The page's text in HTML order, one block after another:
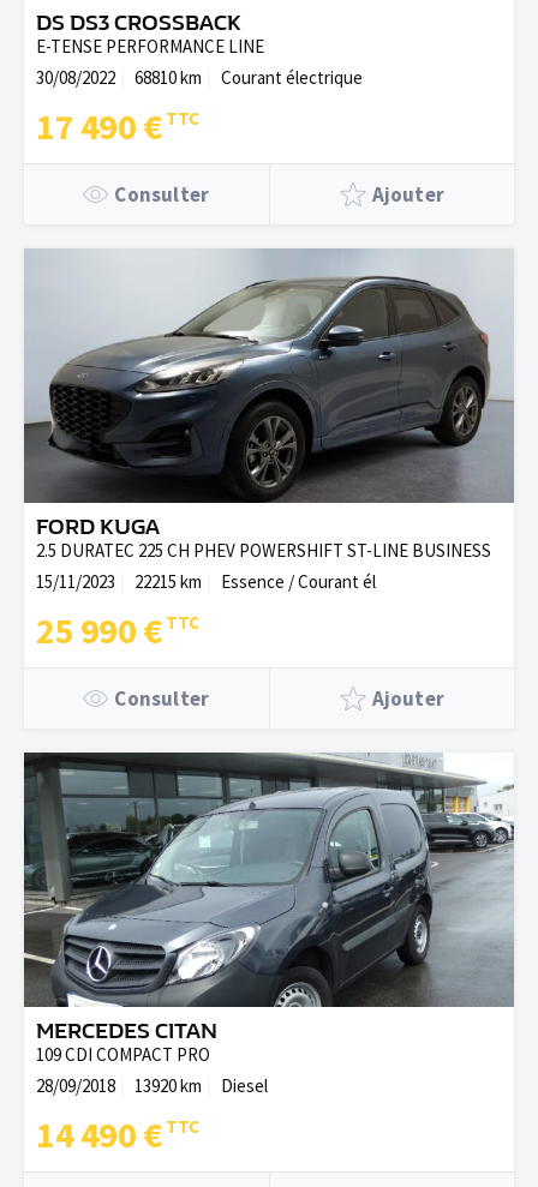
DS DS3 CROSSBACK
E-TENSE PERFORMANCE LINE
30/08/2022
68810 km Courant électrique
17 490 €
Consulter Ajouter
FORD KUGA
2.5 DURATEC 225 CH PHEV POWERSHIFT ST-LINE BUSINESS
15/11/2023
22215 km Essence / Courant él
25 990 €
Consulter Ajouter
MERCEDES CITAN
109 CDI COMPACT PRO
28/09/2018
13920 km Diesel
14 490 €